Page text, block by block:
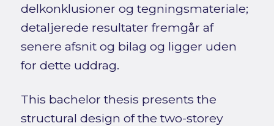
delkonklusioner og tegningsmateriale;
detaljerede resultater fremgår af
senere afsnit og bilag og ligger uden
for dette uddrag.
This bachelor thesis presents the
structural design of the two-storey